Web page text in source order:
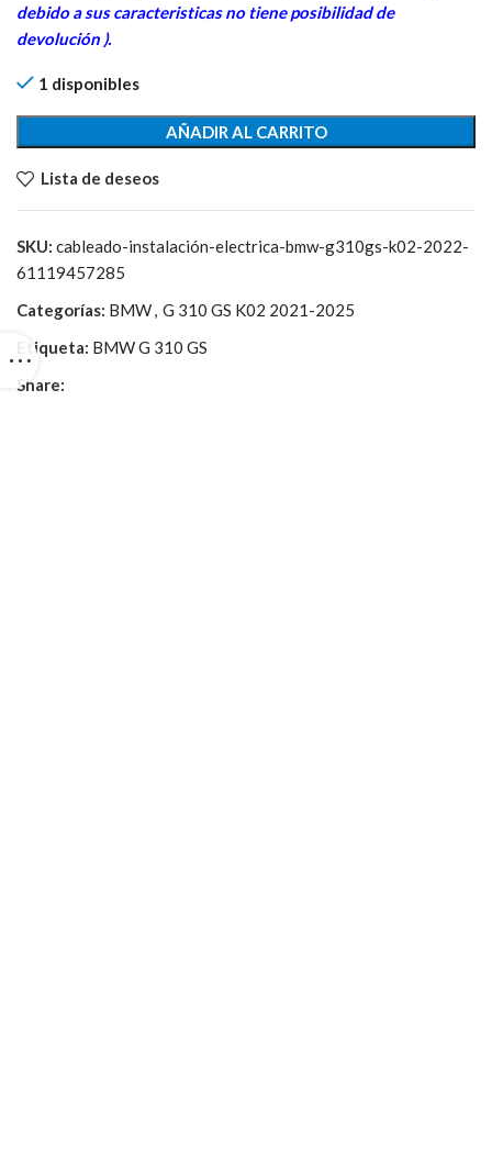
debido a sus caracteristicas no tiene posibilidad de
devolución ).
1 disponibles
AÑADIR AL CARRITO
Lista de deseos
SKU: cableado-instalación-electrica-bmw-g310gs-k02-2022-
61119457285
Categorías: BMW, G 310 GS K02 2021-2025
Etiqueta: BMW G 310 GS
Share: